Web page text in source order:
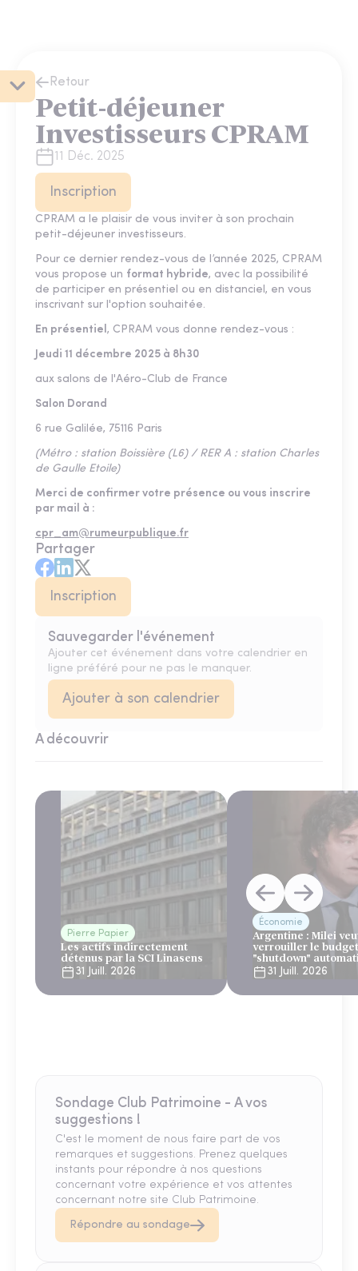
Retour
Petit-déjeuner
Investisseurs CPRAM
11 Déc. 2025
Inscription
CPRAM a le plaisir de vous inviter à son prochain
petit-déjeuner investisseurs.
Pour ce dernier rendez-vous de l’année 2025, CPRAM
vous propose un format hybride, avec la possibilité
de participer en présentiel ou en distanciel, en vous
inscrivant sur l'option souhaitée.
En présentiel, CPRAM vous donne rendez-vous :
Jeudi 11 décembre 2025 à 8h30
aux salons de l'Aéro-Club de France
Salon Dorand
6 rue Galilée, 75116 Paris
(Métro : station Boissière (L6) / RER A : station Charles
de Gaulle Etoile)
Merci de confirmer votre présence ou vous inscrire
par mail à :
cpr_am@rumeurpublique.fr
Partager
Inscription
Sauvegarder l'événement
Ajouter cet événement dans votre calendrier en
ligne préféré pour ne pas le manquer.
Ajouter à son calendrier
A découvrir
Pierre Papier
Les actifs indirectement
détenus par la SCI Linasens
31 Juill. 2026
Économie
Argentine : Milei
verrouiller le
"shutdown"
sous le regard
du FMI
31 Juill. 2026
Sondage Club Patrimoine - A vos
suggestions !
C'est le moment de nous faire part de vos
remarques et suggestions. Prenez quelques
instants pour répondre à nos questions
concernant votre expérience et vos attentes
concernant notre site Club Patrimoine.
Répondre au sondage